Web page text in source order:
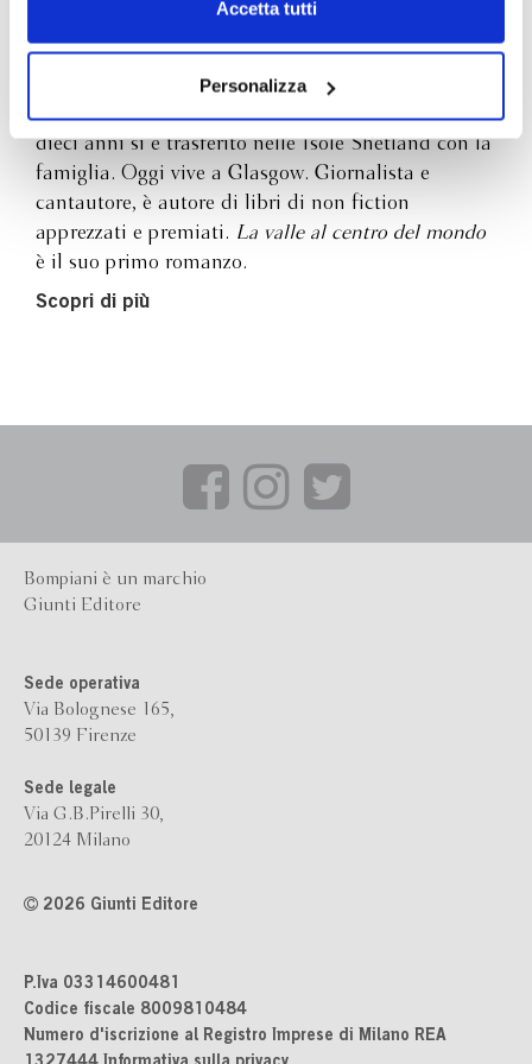
dei soli cookie tecnici. Selezionando “Accetta tutti” presti
il tuo consenso alla profilazione che potrai revocare in
ogni momentoRevoca
Accetta tutti
Personalizza
Malachy Tallack
Malachy Tallack è nato in Inghilterra nel 1980 e a
dieci anni si è trasferito nelle Isole Shetland con la
famiglia. Oggi vive a Glasgow. Giornalista e
cantautore, è autore di libri di non fiction
apprezzati e premiati. La valle al centro del mondo
è il suo primo romanzo.
Scopri di più
Bompiani è un marchio
Giunti Editore
Sede operativa
Via Bolognese 165,
50139 Firenze
Sede legale
Via G.B.Pirelli 30,
20124 Milano
2026 Giunti Editore
P.Iva 03314600481
Codice fiscale 8009810484
Numero d'iscrizione al Registro Imprese di Milano REA